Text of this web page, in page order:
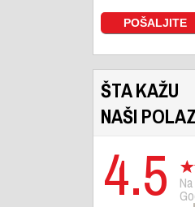
ŠTA KAŽU
NAŠI
4.5